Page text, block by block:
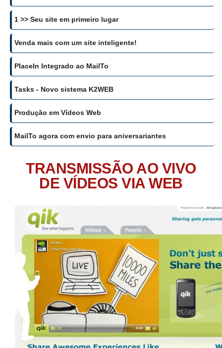
1 >> Seu site em primeiro lugar
Venda mais com um site inteligente!
PlaceIn Integrado ao MailTo
Tasks - Novo sistema K2WEB
Produção em Vídeos Web
MailTo agora com envio para aniversariantes
TRANSMISSÃO AO VIVO
DE VÍDEOS VIA WEB